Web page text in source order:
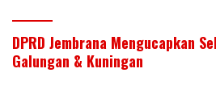
DPRD Jembrana Mengucapkan
Galungan & Kuningan